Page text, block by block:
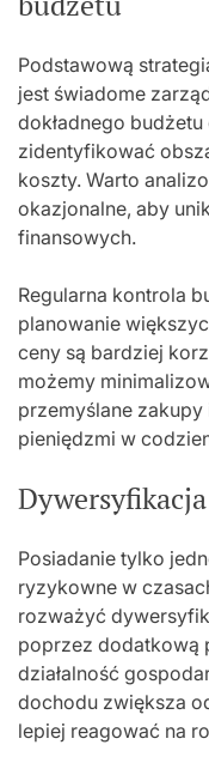
Podstawową
jest świadome
dokładnego
zidentyfikować
koszty. Warto
okazjonalne, aby
finansowych.
Regularna kontrola
planowanie
ceny są bardziej
możemy
przemyślane
pieniędzmi w
Posiadanie tylko
ryzykowne w
rozważyć
poprzez dodatkową
działalność
dochodu zwiększa
lepiej reagować na